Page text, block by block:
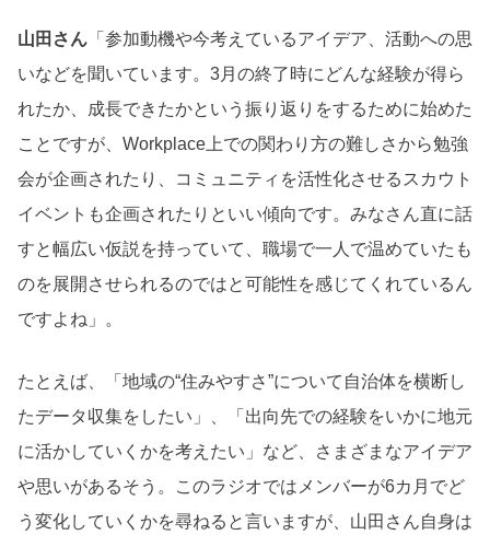
山田さん 「参加動機や今考えているアイデア、活動への思
いなどを聞いています。3月の終了時にどんな経験が得ら
れたか、成長できたかという振り返りをするために始めた
ことですが、Workplace上での関わり方の難しさから勉強
会が企画されたり、コミュニティを活性化させるスカウト
イベントも企画されたりといい傾向です。みなさん直に話
すと幅広い仮説を持っていて、職場で一人で温めていたも
のを展開させられるのではと可能性を感じてくれているん
ですよね」。
たとえば、「地域の“住みやすさ”について自治体を横断し
たデータ収集をしたい」、「出向先での経験をいかに地元
に活かしていくかを考えたい」など、さまざまなアイデア
や思いがあるそう。このラジオではメンバーが6カ月でど
う変化していくかを尋ねると言いますが、山田さん自身は